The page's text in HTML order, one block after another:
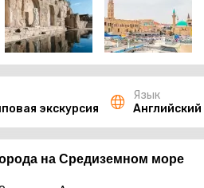
экскурсия
Язык
Английский
на Средиземном море